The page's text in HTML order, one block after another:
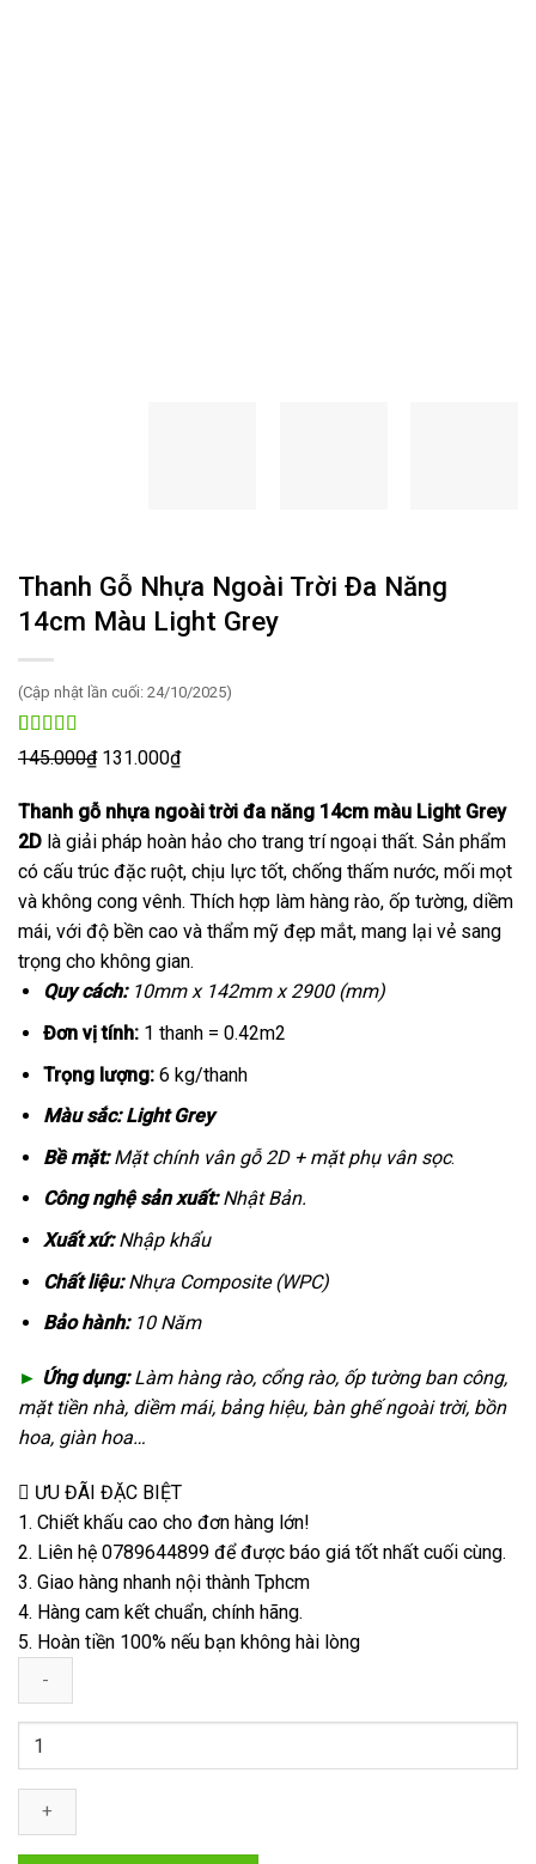
Thanh Gỗ Nhựa Ngoài Trời Đa Năng
14cm Màu Light Grey
(Cập nhật lần cuối: 24/10/2025)
4.96 trên 5
dựa trên
55
145.000₫ Giá
là:
145.000₫.
131.000₫Giá
tại
là:
131.000₫.
Thanh gỗ nhựa ngoài trời đa năng 14cm màu Light Grey
2D là giải pháp hoàn hảo cho trang trí ngoại thất. Sản phẩm
có cấu trúc đặc ruột, chịu lực tốt, chống thấm nước, mối mọt
và không cong vênh. Thích hợp làm hàng rào, ốp tường, diềm
mái, với độ bền cao và thẩm mỹ đẹp mắt, mang lại vẻ sang
trọng cho không gian.
Quy cách: 10mm x 142mm x 2900 (mm)
Đơn vị tính:1 thanh = 0.42m2
Trọng lượng:6 kg/thanh
Màu sắc: Light Grey
Bề mặt:Mặt chính vân gỗ 2D + mặt phụ vân sọc.
Công nghệ sản xuất:Nhật Bản.
Xuất xứ:Nhập khẩu
Chất liệu:Nhựa Composite (WPC)
Bảo hành: 10 Năm
► Ứng dụng:Làm hàng rào, cổng rào, ốp tường ban công,
mặt tiền nhà, diềm mái, bảng hiệu, bàn ghế ngoài trời, bồn
hoa, giàn hoa…
ƯU ĐÃI ĐẶC BIỆT
1. Chiết khấu cao cho đơn hàng lớn!
2. Liên hệ 0789644899 để được báo giá tốt nhất cuối cùng.
3. Giao hàng nhanh nội thành Tphcm
4. Hàng cam kết chuẩn, chính hãng.
5. Hoàn tiền 100% nếu bạn không hài lòng
Thanh
Nhựa
Ngoài